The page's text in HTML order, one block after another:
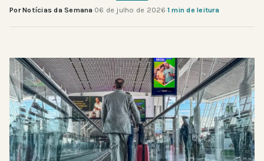
Por Notícias da Semana·06 de julho de 2026·1 min de leitura